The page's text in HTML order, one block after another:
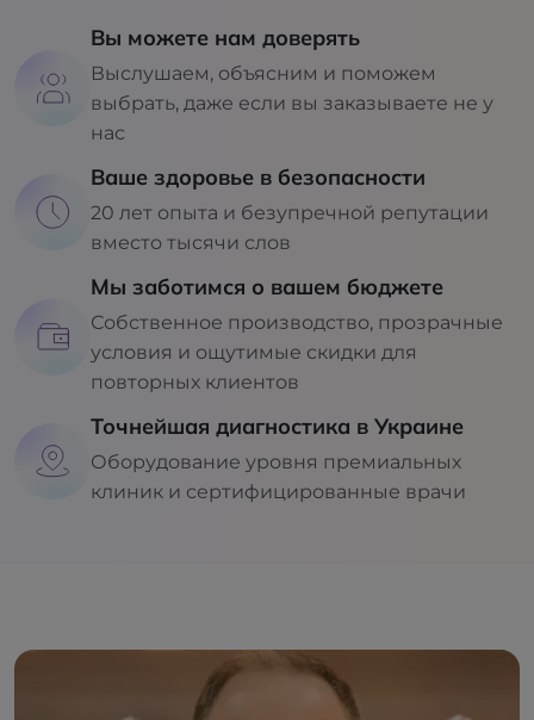
Вы можете нам доверять
Выслушаем, объясним и поможем
выбрать, даже если вы заказываете не у
нас
Ваше здоровье в безопасности
20 лет опыта и безупречной репутации
вместо тысячи слов
Мы заботимся о вашем бюджете
Собственное производство, прозрачные
условия и ощутимые скидки для
повторных клиентов
Точнейшая диагностика в Украине
Оборудование уровня премиальных
клиник и сертифицированные врачи